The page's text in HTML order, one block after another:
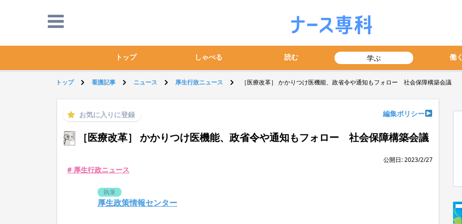
トップ しゃべる 読む 学ぶ 働く
トップ 看護記事 ニュース 厚生行政ニュース ［医療改革］ かかりつけ医機能、政省令や通知もフォロー 社会保障構築会議
お気に入りに登録 編集ポリシー
［医療改革］ かかりつけ医機能、政省令や通知もフォロー 社会保障構築会議
公開日: 2023/2/27
# 厚生行政ニュース
執筆
厚生政策情報センター